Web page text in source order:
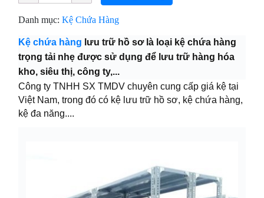
Danh mục:Kệ Chứa Hàng
Kệ chứa hàng lưu trữ hồ sơ là loại kệ chứa hàng
trọng tải nhẹ được sử dụng để lưu trữ hàng hóa
kho, siêu thị, công ty,...
Công ty TNHH SX TMDV chuyên cung cấp giá kệ tại
Việt Nam, trong đó có kệ lưu trữ hồ sơ, kệ chứa hàng,
kệ đa năng....